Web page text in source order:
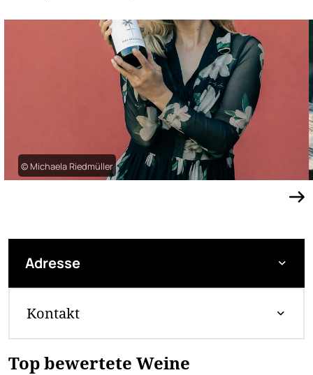
© Michaela Riedmüller
Adresse
Kontakt
Top bewertete Weine